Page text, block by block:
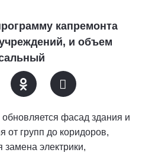
капремонта
и объем
фасад здания и
от групп до коридоров,
электрики,